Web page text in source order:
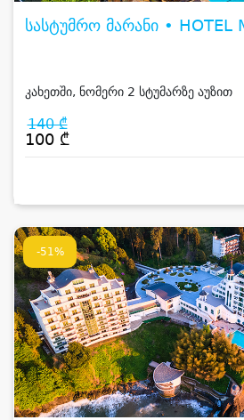
სასტუმრო მარანი • HOTEL
კახეთში, ნომერი 2 სტუმარზე აუზით
140 ₾
100 ₾
-51%